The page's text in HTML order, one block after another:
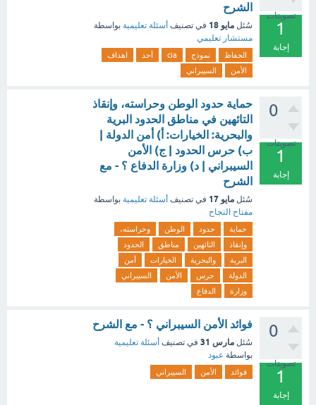
تصويتات
1
إجابة
الشرح
سُئل مايو 18 في تصنيف أسئلة تعليمية بواسطة
مستشار تعليمي
الحفاظ نموذج cia أحد
اهداف
الأمن
السيبراني
0
تصويتات
1
إجابة
حماية حدود الوطن وحراسته، وإنقاذ
التائهين في مناطق الحدود البرية
والبحرية: الخيارات: أ) أمن الدولة |
ب) حرس الحدود | ج) الأمن
السيبراني | د) وزارة الدفاع ؟ - مع
الشرح
سُئل مايو 17 في تصنيف أسئلة تعليمية بواسطة
مفتاح النجاح
حماية حدود الوطن
وحراسته،
وإنقاذ
التائهين مناطق
الحدود
البرية
والبحرية الخيارات
أمن
الدولة
حرس الأمن
السيبراني
وزارة
الدفاع
0
تصويتات
1
إجابة
فوائد الأمن السيبراني ؟ - مع الشرح
سُئل مارس 31 في تصنيف أسئلة تعليمية
بواسطة عبود
فوائد الأمن السيبراني